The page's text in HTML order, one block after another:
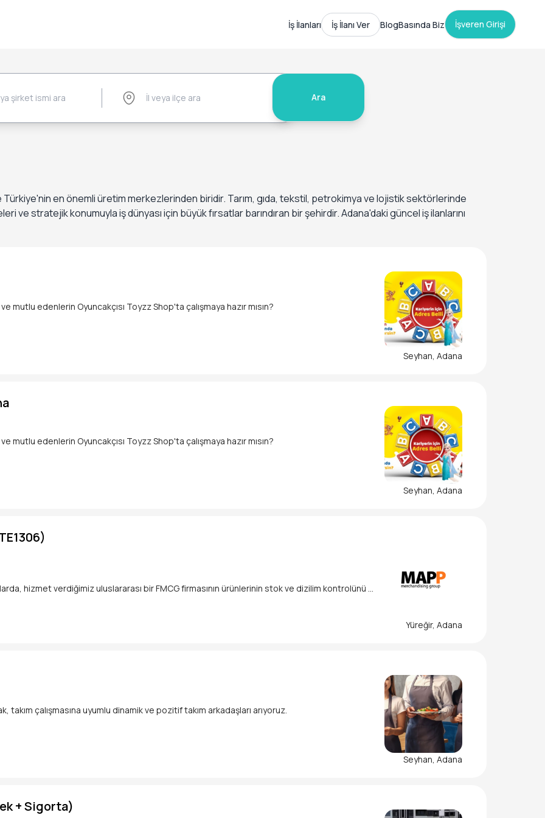
İş İlanları İş İlanı Ver BlogBasında Biz İşveren Girişi
Ara
en önemli üretim merkezlerinden biridir. Tarım, gıda, tekstil, petrokimya ve lojistik sektörlerinde
ve stratejik konumuyla iş dünyası için büyük fırsatlar barındıran bir şehirdir. Adana'daki güncel iş ilanlarını
Seyhan, Adana
edenlerin Oyuncakçısı Toyzz Shop'ta çalışmaya hazır mısın?
Seyhan, Adana
edenlerin Oyuncakçısı Toyzz Shop'ta çalışmaya hazır mısın?
bekliyoruz.
Yüreğir, Adana
hizmet verdiğimiz uluslararası bir FMCG firmasının ürünlerinin stok ve dizilim kontrolünü y
dönemsel çalışabilecek "Tanzim Destek Elemanı" arıyoruz.
Seyhan, Adana
çalışmasına uyumlu dinamik ve pozitif takım arkadaşları arıyoruz.
+ Yemek + Sigorta)